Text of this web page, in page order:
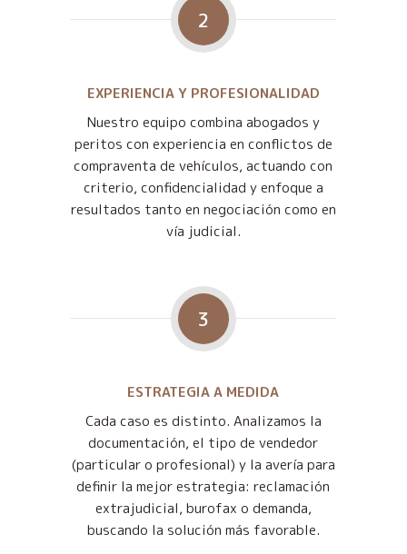
2
EXPERIENCIA Y PROFESIONALIDAD
Nuestro equipo combina abogados y
peritos con experiencia en conflictos de
compraventa de vehículos, actuando con
criterio, confidencialidad y enfoque a
resultados tanto en negociación como en
vía judicial.
3
ESTRATEGIA A MEDIDA
Cada caso es distinto. Analizamos la
documentación, el tipo de vendedor
(particular o profesional) y la avería para
definir la mejor estrategia: reclamación
extrajudicial, burofax o demanda,
buscando la solución más favorable.